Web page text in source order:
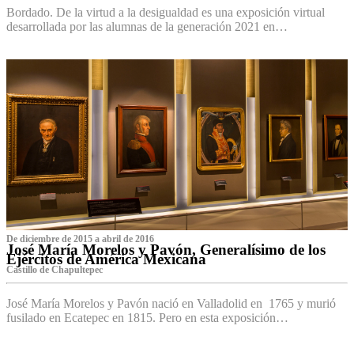
Bordado. De la virtud a la desigualdad es una exposición virtual
desarrollada por las alumnas de la generación 2021 en…
De diciembre de 2015 a abril de 2016
José María Morelos y Pavón, Generalísimo de los
Ejércitos de América Mexicana
C‌astillo de Chapultepec
José María Morelos y Pavón nació en Valladolid en 1765 y murió
fusilado en Ecatepec en 1815. Pero en esta exposición…